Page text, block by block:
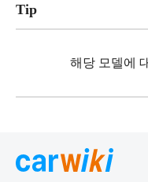
Tip
해당 모델에